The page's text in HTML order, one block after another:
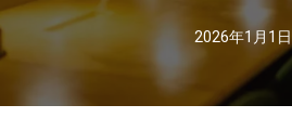
2026年1月1日